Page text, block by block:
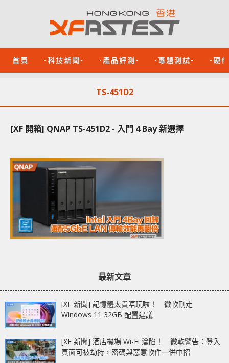
首頁 -科技新聞- -產品評測- -專題測試- -硬
TS-451D2
[XF 開箱] QNAP TS-451D2 - 入門 4 Bay 新選擇
最新文章
[XF 新聞] 記憶體太貴唔玩啦！ 微軟刪走
Windows 11 32GB 配置建議
[XF 新聞] 酒店機場 Wi-Fi 淪陷！ 微軟警告：登入
頁面可被劫持，密碼與惡意軟件一併中招